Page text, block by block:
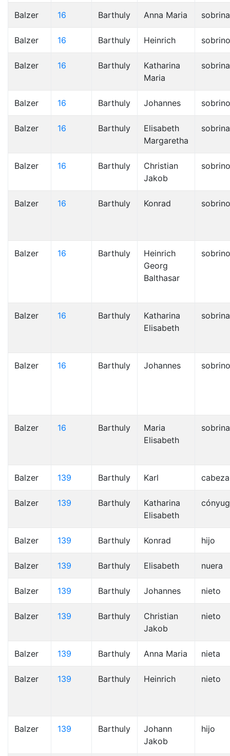
Balzer 16 Barthuly Anna Maria sobrina
Balzer 16 Barthuly Heinrich sobrino
Balzer 16 Barthuly
Katharina
Maria
sobrina
Balzer 16 Barthuly Johannes sobrino
Balzer 16 Barthuly
Elisabeth
Margaretha
sobrina
Balzer 16 Barthuly
Christian
Jakob
sobrino
Balzer 16 Barthuly Konrad sobrino
Balzer 16 Barthuly
Heinrich
Georg
Balthasar
sobrino
Balzer 16 Barthuly
Katharina
Elisabeth
sobrina
Balzer 16 Barthuly Johannes sobrino
Balzer 16 Barthuly
Maria
Elisabeth
sobrina
Balzer 139 Barthuly Karl cabeza
Balzer 139 Barthuly
Katharina
Elisabeth
Balzer 139 Barthuly Konrad hijo
Balzer 139 Barthuly Elisabeth nuera
Balzer 139 Barthuly Johannes nieto
Balzer 139 Barthuly
Christian
Jakob
nieto
Balzer 139 Barthuly Anna Maria nieta
Balzer 139 Barthuly Heinrich nieto
Balzer 139 Barthuly
Johann
Jakob
hijo